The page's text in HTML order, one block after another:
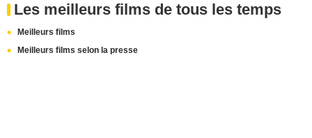
Les meilleurs films de tous les temps
Meilleurs films
Meilleurs films selon la presse